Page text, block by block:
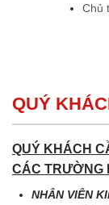
Chủ
QUÝ
QUÝ KHÁCH
CÁC TRƯỜNG
NHÂN VIÊN